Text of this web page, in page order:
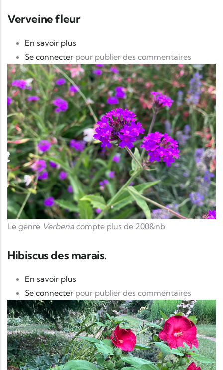
Verveine fleur
En savoir plus
Se connecter pour publier des commentaires
Le genre Verbena compte plus de 200&nb
Hibiscus des marais.
En savoir plus
Se connecter pour publier des commentaires